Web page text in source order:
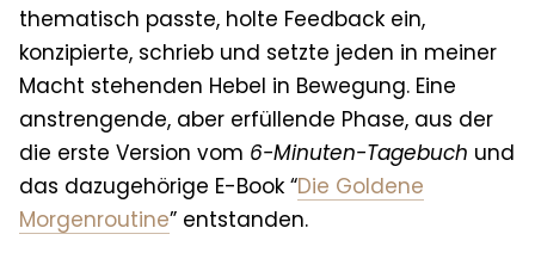
thematisch passte, holte Feedback ein,
konzipierte, schrieb und setzte jeden in meiner
Macht stehenden Hebel in Bewegung. Eine
anstrengende, aber erfüllende Phase, aus der
die erste Version vom 6-Minuten-Tagebuch und
das dazugehörige E-Book “Die Goldene
Morgenroutine” entstanden.